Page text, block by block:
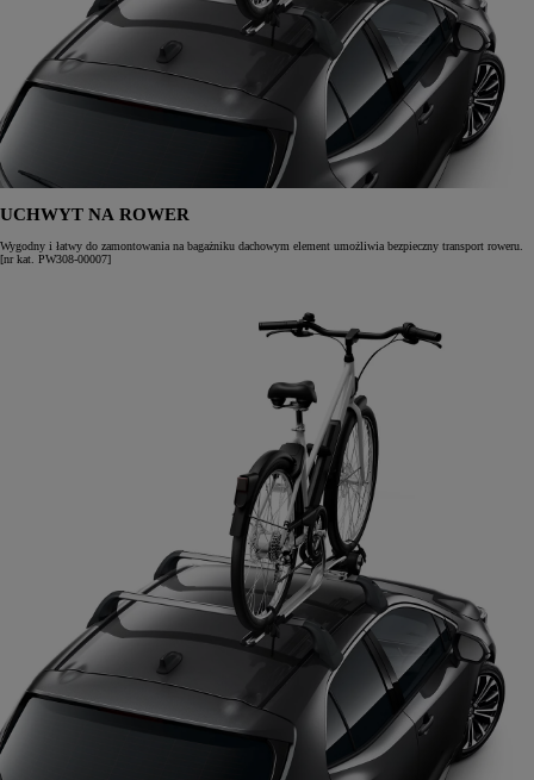
UCHWYT NA ROWER
Wygodny i łatwy do zamontowania na bagażniku dachowym element umożliwia bezpieczny transport roweru.
[nr kat. PW308-00007]